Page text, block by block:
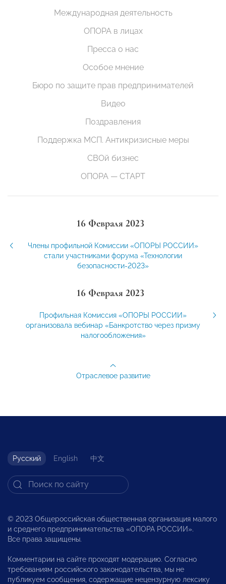
Международная деятельность
ОПОРА в лицах
Пресса о нас
Особое мнение
Бюро по защите прав предпринимателей
Видео
Поздравления
Поддержка МСП. Антикризисные меры
СВОй бизнес
ОПОРА — СТАРТ
16 Февраля 2023
Члены профильной Комиссии «ОПОРЫ РОССИИ»
стали участниками форума «Технологии
безопасности-2023»
16 Февраля 2023
Профильная Комиссия «ОПОРЫ РОССИИ»
организовала вебинар «Банкротство через призму
налогообложения»
Отраслевое развитие
Русский English 中文
© 2023 Общероссийская общественная организация малого
и среднего предпринимательства «ОПОРА РОССИИ».
Все права защищены.
Комментарии на сайте проходят модерацию. Согласно
требованиям российского законодательства, мы не
публикуем сообщения, содержащие нецензурную лексику